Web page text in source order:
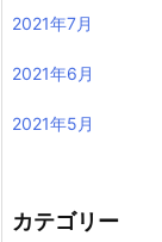
2021年7月
2021年6月
2021年5月
カテゴリー